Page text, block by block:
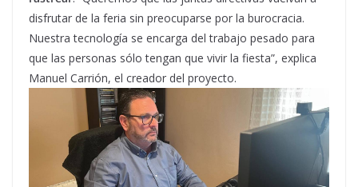
disfrutar de la feria sin preocuparse por la burocracia.
Nuestra tecnología se encarga del trabajo pesado para
que las personas sólo tengan que vivir la fiesta”, explica
Manuel Carrión, el creador del proyecto.